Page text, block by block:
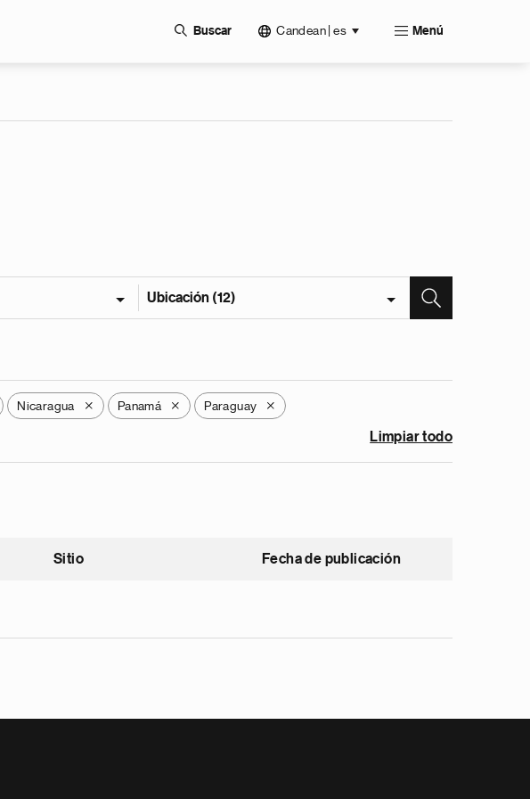
Buscar Candean | es Menú
Ubicación (12)
Nicaragua X Panamá X Paraguay X
Limpiar todo
Sitio Fecha de publicación